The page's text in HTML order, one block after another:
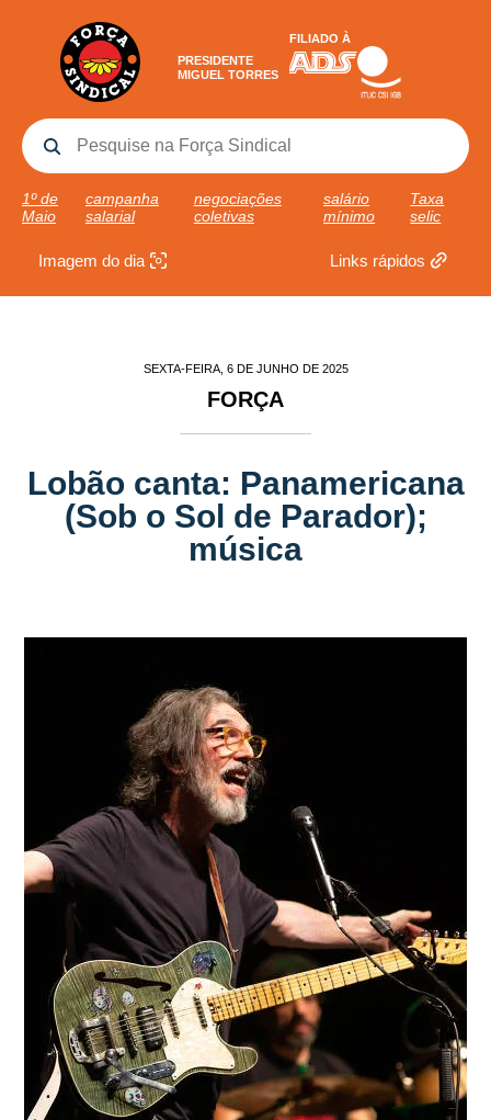
PRESIDENTE
MIGUEL TORRES
FILIADO À
1º de
Maio
campanha
salarial
negociações
coletivas
salário
mínimo
Taxa
selic
Imagem do dia Links rápidos
SEXTA-FEIRA, 6 DE JUNHO DE 2025
FORÇA
Lobão canta: Panamericana
(Sob o Sol de Parador);
música